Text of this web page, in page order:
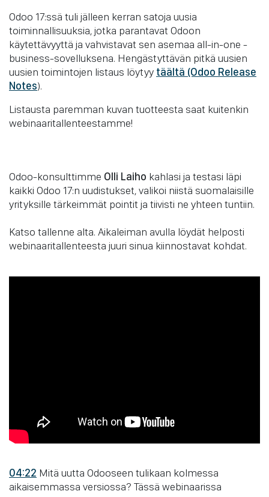
Odoo 17:ssä tuli jälleen kerran satoja uusia
toiminnallisuuksia, jotka parantavat Odoon
käytettävyyttä ja vahvistavat sen asemaa all-in-one -
business-sovelluksena. Hengästyttävän pitkä uusien
uusien toimintojen listaus löytyy täältä (Odoo Release
Notes).
Listausta paremman kuvan tuotteesta saat kuitenkin
webinaaritallenteestamme!
Odoo-konsulttimme Olli Laiho kahlasi ja testasi läpi
kaikki Odoo 17:n uudistukset, valikoi niistä suomalaisille
yrityksille tärkeimmät pointit ja tiivisti ne yhteen tuntiin.
Katso tallenne alta. Aikaleiman avulla löydät helposti
webinaaritallenteesta juuri sinua kiinnostavat kohdat.
04:22 Mitä uutta Odooseen tulikaan kolmessa
aikaisemmassa versiossa? Tässä webinaarissa